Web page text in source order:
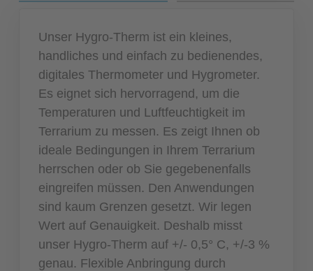
Unser Hygro-Therm ist ein kleines,
handliches und einfach zu bedienendes,
digitales Thermometer und Hygrometer.
Es eignet sich hervorragend, um die
Temperaturen und Luftfeuchtigkeit im
Terrarium zu messen. Es zeigt Ihnen ob
ideale Bedingungen in Ihrem Terrarium
herrschen oder ob Sie gegebenenfalls
eingreifen müssen. Den Anwendungen
sind kaum Grenzen gesetzt. Wir legen
Wert auf Genauigkeit. Deshalb misst
unser Hygro-Therm auf +/- 0,5° C, +/-3 %
genau. Flexible Anbringung durch